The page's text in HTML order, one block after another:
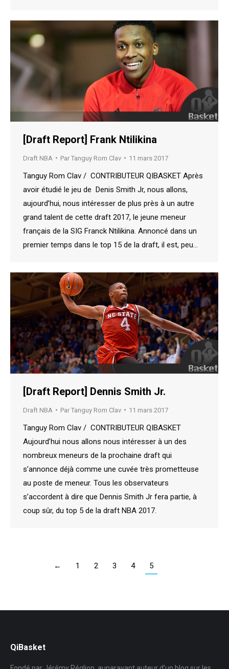
[Draft Report] Frank Ntilikina
Draft NBA Par Tanguy Rom Clav 11 mars 2017
Tanguy Rom Clav / CONTRIBUTEUR QIBASKET Après
avoir étudié le jeu de Denis Smith Jr, nous allons,
aujourd’hui, nous intéresser de plus près à un autre
grand talent de cette draft 2017, le jeune meneur
français de la SIG Franck Ntilikina. Annoncé dans un
premier temps dans le top 15 de la draft, il est, peu…
[Draft Report] Dennis Smith Jr.
Draft NBA Par Tanguy Rom Clav 11 mars 2017
Tanguy Rom Clav / CONTRIBUTEUR QIBASKET
Aujourd’hui nous allons nous intéresser à un des
nombreux meneurs de la prochaine draft qui
s’annonce déjà comme une cuvée très prometteuse
au poste de meneur. Tous les observateurs
s’accordent à dire que Dennis Smith Jr fera partie, à
coup sûr, du top 5 de la draft NBA 2017.
← 1 2 3 4 5
QiBasket